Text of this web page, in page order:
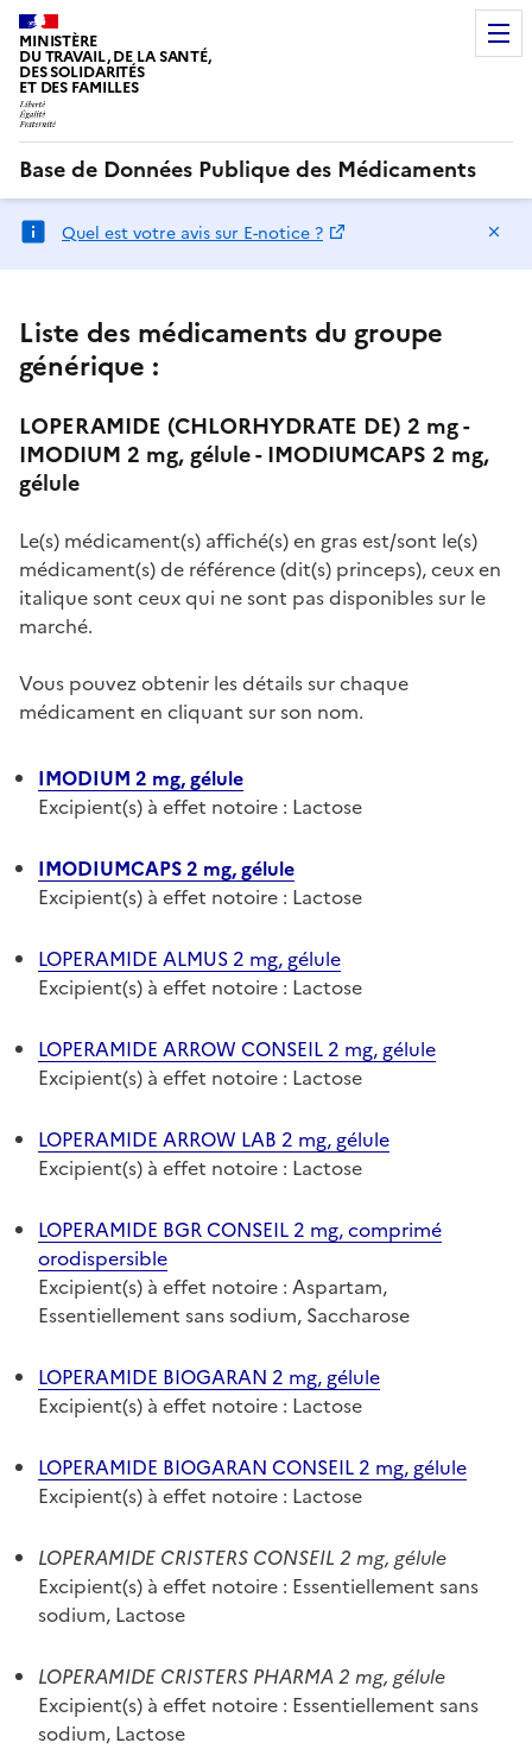
MINISTÈRE
DU TRAVAIL, DE LA SANTÉ,
DES SOLIDARITÉS
ET DES FAMILLES
Base de Données Publique des Médicaments
Quel est votre avis sur E-notice ?
Liste des médicaments du groupe
générique :
LOPERAMIDE (CHLORHYDRATE DE) 2 mg -
IMODIUM 2 mg, gélule - IMODIUMCAPS 2 mg,
gélule
Le(s) médicament(s) affiché(s) en gras est/sont le(s)
médicament(s) de référence (dit(s) princeps), ceux en
italique sont ceux qui ne sont pas disponibles sur le
marché.
Vous pouvez obtenir les détails sur chaque
médicament en cliquant sur son nom.
IMODIUM 2 mg, gélule
Excipient(s) à effet notoire : Lactose
IMODIUMCAPS 2 mg, gélule
Excipient(s) à effet notoire : Lactose
LOPERAMIDE ALMUS 2 mg, gélule
Excipient(s) à effet notoire : Lactose
LOPERAMIDE ARROW CONSEIL 2 mg, gélule
Excipient(s) à effet notoire : Lactose
LOPERAMIDE ARROW LAB 2 mg, gélule
Excipient(s) à effet notoire : Lactose
LOPERAMIDE BGR CONSEIL 2 mg, comprimé
orodispersible
Excipient(s) à effet notoire : Aspartam,
Essentiellement sans sodium, Saccharose
LOPERAMIDE BIOGARAN 2 mg, gélule
Excipient(s) à effet notoire : Lactose
LOPERAMIDE BIOGARAN CONSEIL 2 mg, gélule
Excipient(s) à effet notoire : Lactose
LOPERAMIDE CRISTERS CONSEIL 2 mg, gélule
Excipient(s) à effet notoire : Essentiellement sans
sodium, Lactose
LOPERAMIDE CRISTERS PHARMA 2 mg, gélule
Excipient(s) à effet notoire : Essentiellement sans
sodium, Lactose